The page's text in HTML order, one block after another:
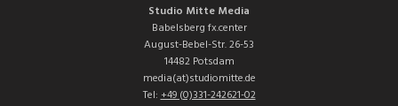
Studio Mitte Media
Babelsberg fx.center
August-Bebel-Str. 26-53
14482 Potsdam
media(at)studiomitte.de
Tel:+49 (0)331-242621-02